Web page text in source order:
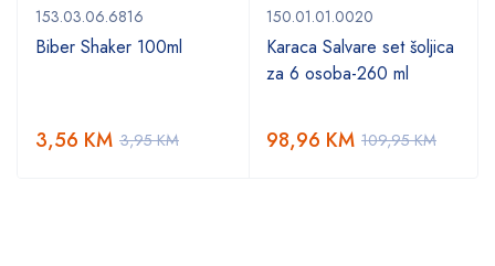
153.03.06.6816
Biber Shaker 100ml
3,95KM
3,56 KM
150.01.01.0020
Karaca Salvare set šoljica
za 6 osoba-260 ml
109,95KM
98,96 KM